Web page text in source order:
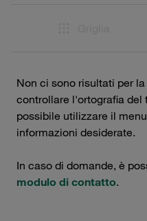
Non ci sono risultati per
controllare l'ortografia del
possibile utilizzare il
informazioni desiderate.
In caso di domande, è
modulo di contatto.